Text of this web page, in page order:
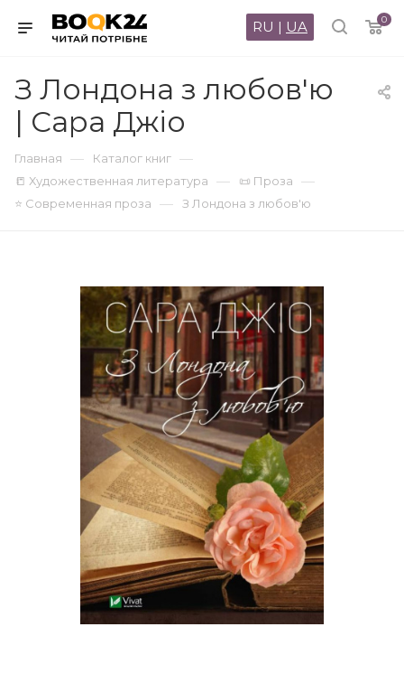
0
RU | UA
З Лондона з любов'ю
| Сара Джіо
Главная — Каталог книг —
📒 Художественная литература — 📜 Проза —
⭐ Современная проза — З Лондона з любов'ю